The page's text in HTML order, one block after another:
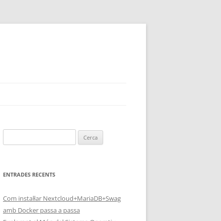
ENTRADES RECENTS
Com instal·lar Nextcloud+MariaDB+Swag
amb Docker passa a passa